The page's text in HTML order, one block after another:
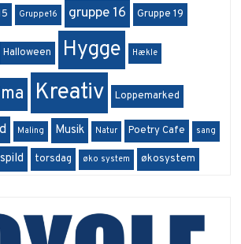
Gruppe16 gruppe 16 Gruppe 19
Halloween Hygge Hækle
Kreativ Loppemarked
Maling Musik Natur Poetry Cafe sang
torsdag øko system økosystem